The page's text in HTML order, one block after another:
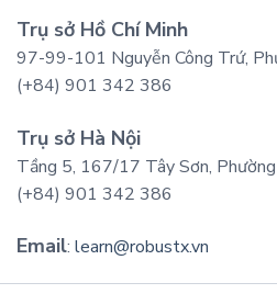
Trụ sở Hồ Chí Minh
97-99-101 Nguyễn Công Trứ,
(+84) 901 342 386
Trụ sở Hà Nội
Tầng 5, 167/17 Tây Sơn,
(+84) 901 342 386
Email: learn@robustx.vn